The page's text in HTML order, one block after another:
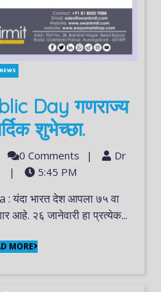
NEWS
Day गणराज्य
शुभेच्छा.
0 Comments |
Dr
| 5:45 PM
आहे. २६ जानेवारी हा प्रत्येक...
MORE